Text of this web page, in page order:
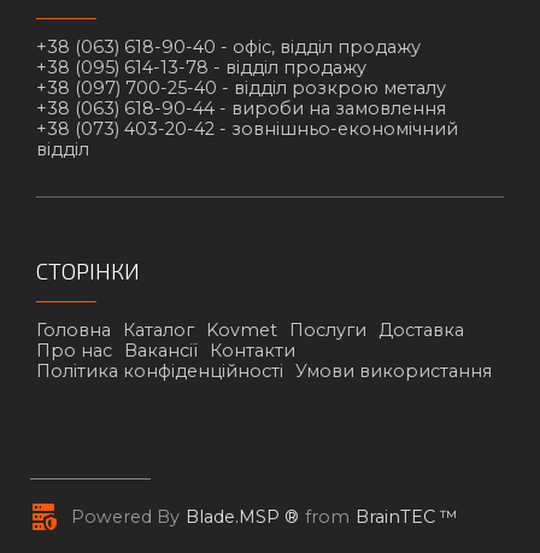
+38 (063) 618-90-40 - офіс, відділ продажу
+38 (095) 614-13-78 - відділ продажу
+38 (097) 700-25-40 - відділ розкрою металу
+38 (063) 618-90-44 - вироби на замовлення
+38 (073) 403-20-42 - зовнішньо-економічний
відділ
СТОРІНКИ
Головна Каталог Kovmet Послуги
Доставка
Про нас
Вакансії
Контакти
Політика конфіденційності
Умови використання
Powered By Blade.MSP ® from BrainTEC ™